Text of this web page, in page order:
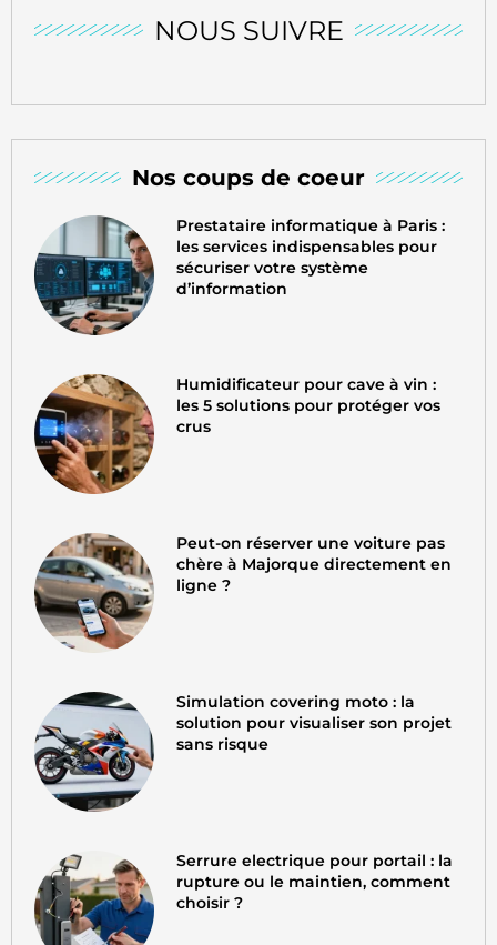
NOUS SUIVRE
Nos coups de coeur
Prestataire informatique à Paris :
les services indispensables pour
sécuriser votre système
d’information
Humidificateur pour cave à vin :
les 5 solutions pour protéger vos
crus
Peut-on réserver une voiture pas
chère à Majorque directement en
ligne ?
Simulation covering moto : la
solution pour visualiser son projet
sans risque
Serrure electrique pour portail : la
rupture ou le maintien, comment
choisir ?